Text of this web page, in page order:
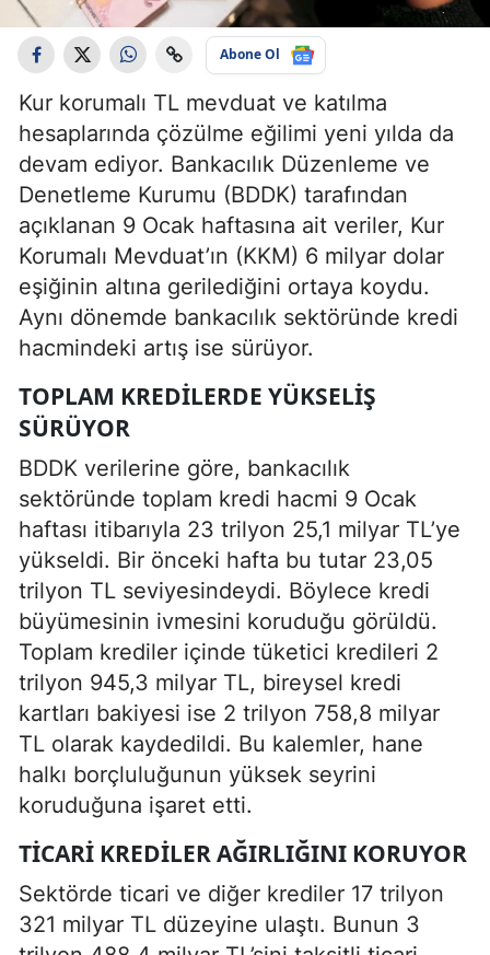
Abone Ol
Kur korumalı TL mevduat ve katılma
hesaplarında çözülme eğilimi yeni yılda da
devam ediyor. Bankacılık Düzenleme ve
Denetleme Kurumu (BDDK) tarafından
açıklanan 9 Ocak haftasına ait veriler, Kur
Korumalı Mevduat’ın (KKM) 6 milyar dolar
eşiğinin altına gerilediğini ortaya koydu.
Aynı dönemde bankacılık sektöründe kredi
hacmindeki artış ise sürüyor.
TOPLAM KREDILERDE YÜKSELIŞ
SÜRÜYOR
BDDK verilerine göre, bankacılık
sektöründe toplam kredi hacmi 9 Ocak
haftası itibarıyla 23 trilyon 25,1 milyar TL’ye
yükseldi. Bir önceki hafta bu tutar 23,05
trilyon TL seviyesindeydi. Böylece kredi
büyümesinin ivmesini koruduğu görüldü.
Toplam krediler içinde tüketici kredileri 2
trilyon 945,3 milyar TL, bireysel kredi
kartları bakiyesi ise 2 trilyon 758,8 milyar
TL olarak kaydedildi. Bu kalemler, hane
halkı borçluluğunun yüksek seyrini
koruduğuna işaret etti.
TICARI KREDILER AĞIRLIĞINI KORUYOR
Sektörde ticari ve diğer krediler 17 trilyon
321 milyar TL düzeyine ulaştı. Bunun 3